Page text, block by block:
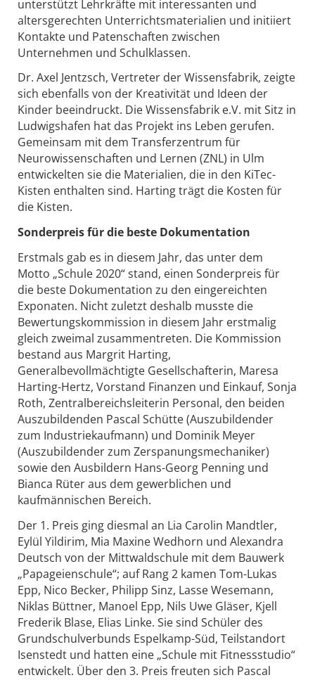
unterstützt Lehrkräfte mit interessanten und
altersgerechten Unterrichtsmaterialien und initiiert
Kontakte und Patenschaften zwischen
Unternehmen und Schulklassen.
Dr. Axel Jentzsch, Vertreter der Wissensfabrik, zeigte
sich ebenfalls von der Kreativität und Ideen der
Kinder beeindruckt. Die Wissensfabrik e.V. mit Sitz in
Ludwigshafen hat das Projekt ins Leben gerufen.
Gemeinsam mit dem Transferzentrum für
Neurowissenschaften und Lernen (ZNL) in Ulm
entwickelten sie die Materialien, die in den KiTec-
Kisten enthalten sind. Harting trägt die Kosten für
die Kisten.
Sonderpreis für die beste Dokumentation
Erstmals gab es in diesem Jahr, das unter dem
Motto „Schule 2020“ stand, einen Sonderpreis für
die beste Dokumentation zu den eingereichten
Exponaten. Nicht zuletzt deshalb musste die
Bewertungskommission in diesem Jahr erstmalig
gleich zweimal zusammentreten. Die Kommission
bestand aus Margrit Harting,
Generalbevollmächtigte Gesellschafterin, Maresa
Harting-Hertz, Vorstand Finanzen und Einkauf, Sonja
Roth, Zentralbereichsleiterin Personal, den beiden
Auszubildenden Pascal Schütte (Auszubildender
zum Industriekaufmann) und Dominik Meyer
(Auszubildender zum Zerspanungsmechaniker)
sowie den Ausbildern Hans-Georg Penning und
Bianca Rüter aus dem gewerblichen und
kaufmännischen Bereich.
Der 1. Preis ging diesmal an Lia Carolin Mandtler,
Eylül Yildirim, Mia Maxine Wedhorn und Alexandra
Deutsch von der Mittwaldschule mit dem Bauwerk
„Papageienschule“; auf Rang 2 kamen Tom-Lukas
Epp, Nico Becker, Philipp Sinz, Lasse Wesemann,
Niklas Büttner, Manoel Epp, Nils Uwe Gläser, Kjell
Frederik Blase, Elias Linke. Sie sind Schüler des
Grundschulverbunds Espelkamp-Süd, Teilstandort
Isenstedt und hatten eine „Schule mit Fitnessstudio“
entwickelt. Über den 3. Preis freuten sich Pascal